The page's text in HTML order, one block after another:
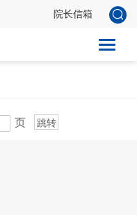
院长信箱
医疗设备
页